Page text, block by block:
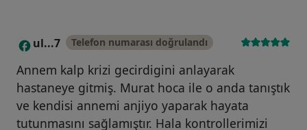
U ul...7 Telefon numarası doğrulandı
Annem kalp krizi gecirdigini anlayarak
hastaneye gitmiş. Murat hoca ile o anda tanıştık
ve kendisi annemi anjiyo yaparak hayata
tutunmasını sağlamıştır. Hala kontrollerimizi